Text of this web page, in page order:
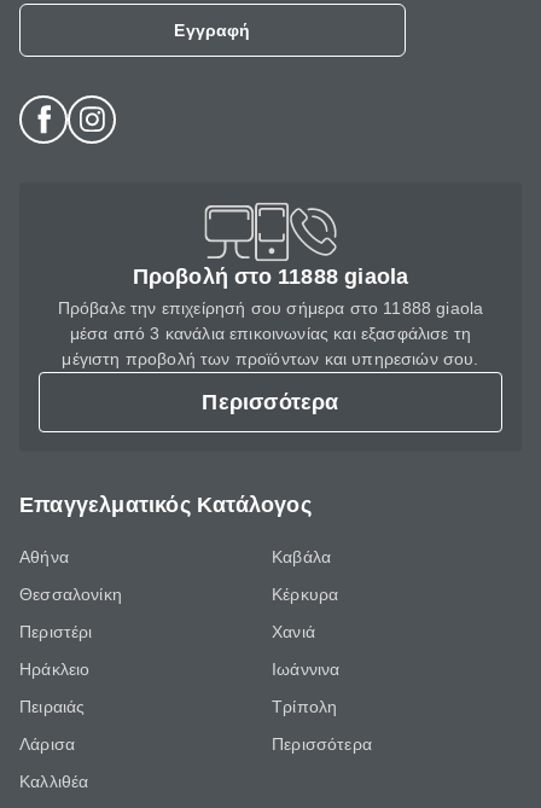
Εγγραφή
Προβολή στο 11888 giaola
Πρόβαλε την επιχείρησή σου σήμερα στο 11888 giaola
μέσα από 3 κανάλια επικοινωνίας και εξασφάλισε τη
μέγιστη προβολή των προϊόντων και υπηρεσιών σου.
Περισσότερα
Επαγγελματικός Κατάλογος
Αθήνα
Θεσσαλονίκη
Περιστέρι
Ηράκλειο
Πειραιάς
Λάρισα
Καλλιθέα
Καβάλα
Κέρκυρα
Χανιά
Ιωάννινα
Τρίπολη
Περισσότερα